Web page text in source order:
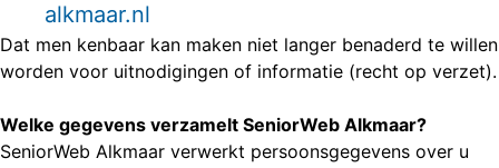
alkmaar.nl
Dat men kenbaar kan maken niet langer benaderd te willen
worden voor uitnodigingen of informatie (recht op verzet).
Welke gegevens verzamelt SeniorWeb Alkmaar?
SeniorWeb Alkmaar verwerkt persoonsgegevens over u